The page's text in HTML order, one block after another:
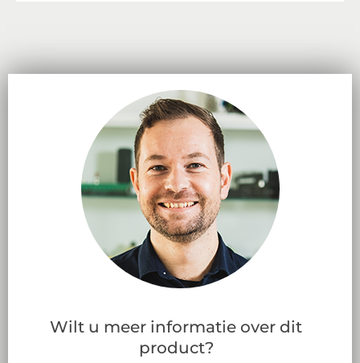
Wilt u meer informatie over dit
product?